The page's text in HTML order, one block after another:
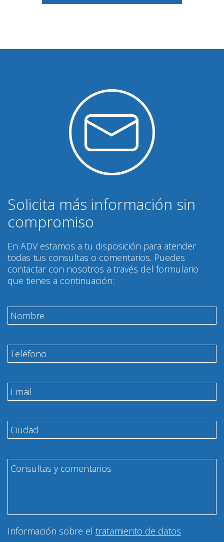
Solicita más información sin
compromiso
En ADV estamos a tu disposición para atender
todas tus consultas o comentarios. Puedes
contactar con nosotros a través del formulario
que tienes a continuación:
Información sobre el tratamiento de datos